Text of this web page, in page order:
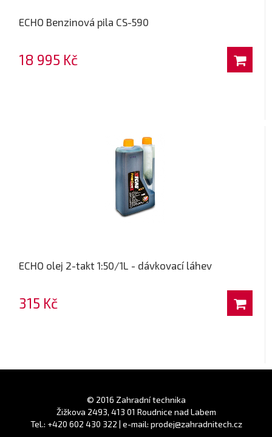
ECHO Benzinová pila CS-590
18 995 Kč
ECHO olej 2-takt 1:50/1L - dávkovací láhev
315 Kč
© 2016 Zahradní technika
Žižkova 2493, 413 01 Roudnice nad Labem
Tel.: +420 602 430 322 | e-mail: prodej@zahradnitech.cz